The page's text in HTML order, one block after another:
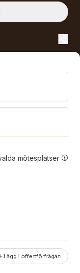
mötesplatser
Lägg i offertförfrågan